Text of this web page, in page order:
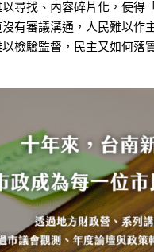
尋找、內容碎片化，使得
沒有審議溝通，人民難以
檢驗監督，民主又如何落